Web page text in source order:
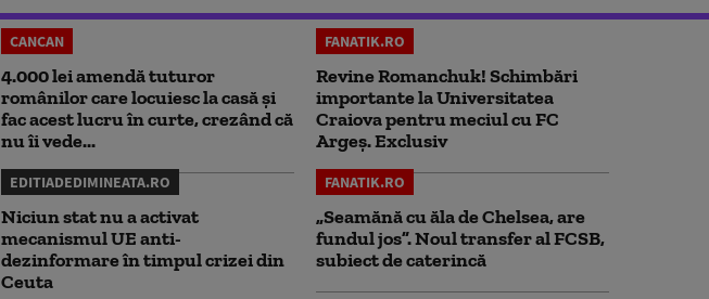
CANCAN
4.000 lei amendă tuturor
românilor care locuiesc la casă și
fac acest lucru în curte, crezând că
nu îi vede...
FANATIK.RO
Revine Romanchuk! Schimbări
importante la Universitatea
Craiova pentru meciul cu FC
Argeş. Exclusiv
EDITIADEDIMINEATA.RO
Niciun stat nu a activat
mecanismul UE anti-
dezinformare în timpul crizei din
Ceuta
FANATIK.RO
„Seamănă cu ăla de Chelsea, are
fundul jos”. Noul transfer al FCSB,
subiect de caterincă